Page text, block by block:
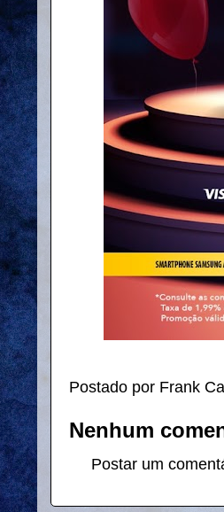
Postado por Frank
Nenhum
Postar um